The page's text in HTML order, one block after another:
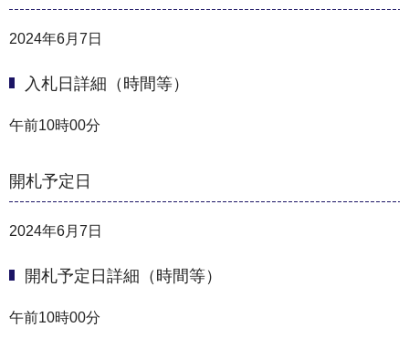
2024年6月7日
入札日詳細（時間等）
午前10時00分
開札予定日
2024年6月7日
開札予定日詳細（時間等）
午前10時00分